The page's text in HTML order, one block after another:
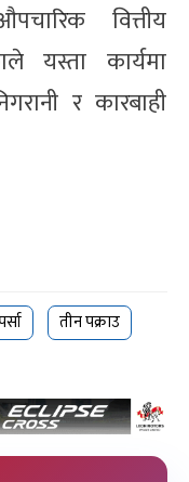
वित्तीय
यस्ता कार्यमा
र कारबाही
तीन पक्राउ